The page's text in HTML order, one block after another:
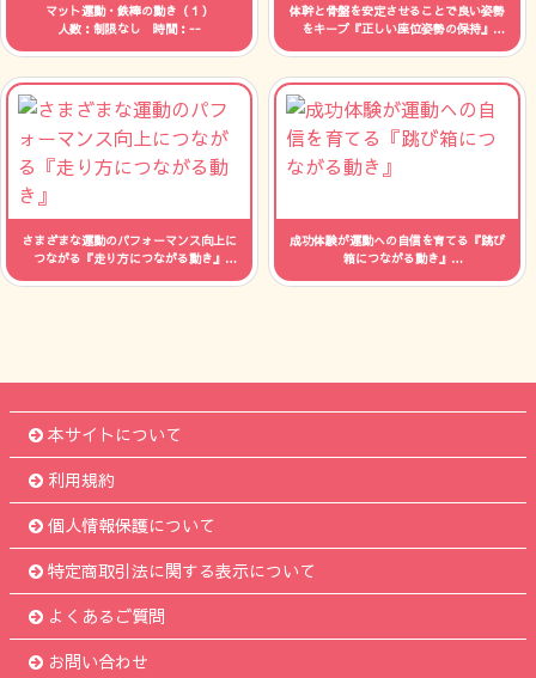
マット運動・鉄棒の動き（１）
人数：制限なし 時間：--
体幹と骨盤を安定させることで良い姿勢
をキープ『正しい座位姿勢の保持』
さまざまな運動のパフォーマンス向上に
つながる『走り方につながる動き』
成功体験が運動への自信を育てる『跳び
箱につながる動き』
本サイトについて
利用規約
個人情報保護について
特定商取引法に関する表示について
よくあるご質問
お問い合わせ